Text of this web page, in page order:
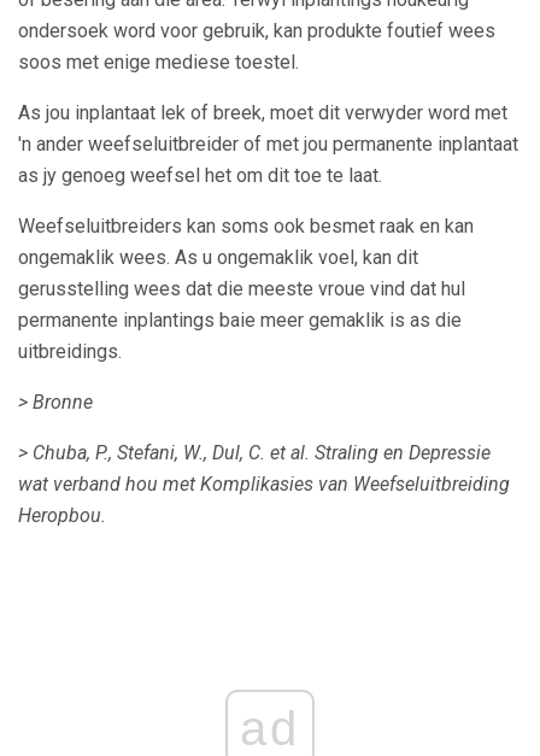
ondersoek word voor gebruik, kan produkte foutief wees
soos met enige mediese toestel.
As jou inplantaat lek of breek, moet dit verwyder word met
'n ander weefseluitbreider of met jou permanente inplantaat
as jy genoeg weefsel het om dit toe te laat.
Weefseluitbreiders kan soms ook besmet raak en kan
ongemaklik wees. As u ongemaklik voel, kan dit
gerusstelling wees dat die meeste vroue vind dat hul
permanente inplantings baie meer gemaklik is as die
uitbreidings.
> Bronne
> Chuba, P., Stefani, W., Dul, C. et al. Straling en Depressie
wat verband hou met Komplikasies van Weefseluitbreiding
Heropbou.
ad